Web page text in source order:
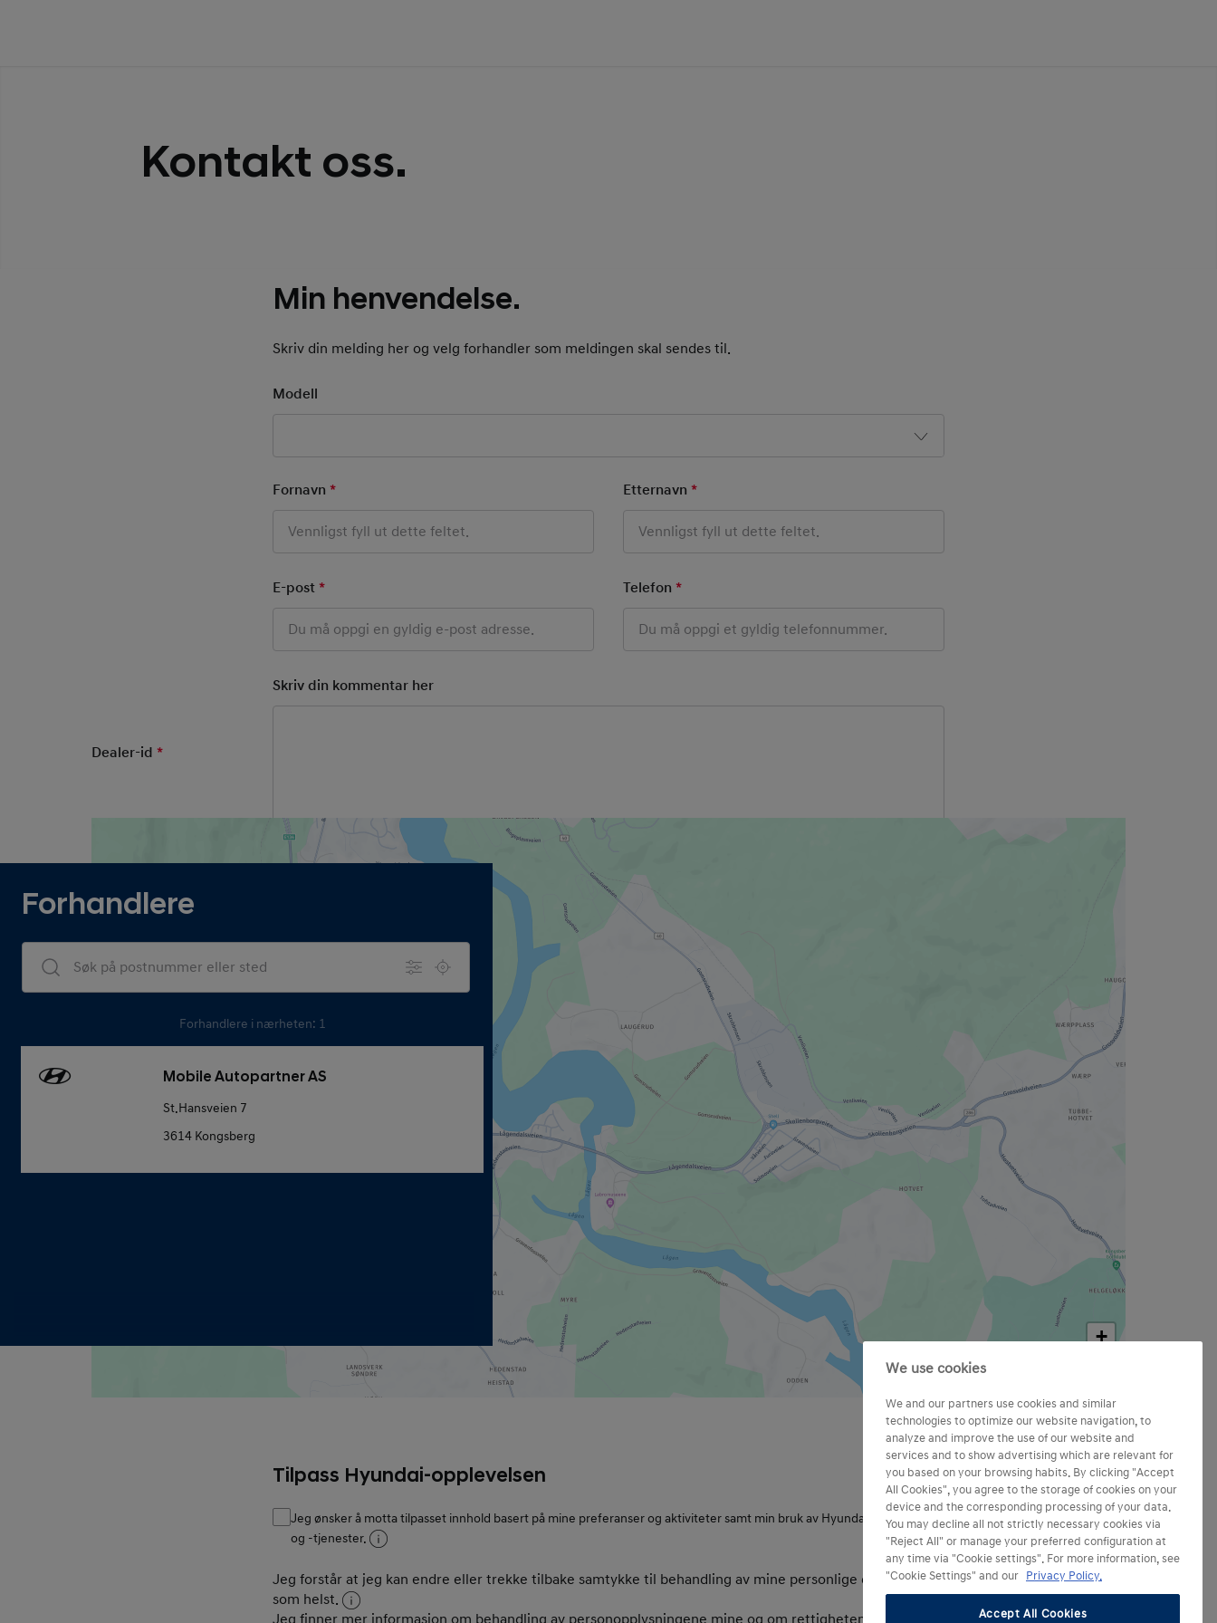
Kontakt oss.
Min henvendelse.
Skriv din melding her og velg forhandler som meldingen skal sendes til.
Basic User Info
Modell
Fornavn* Etternavn*
E-post* Telefon*
Skriv din kommentar her
Dealer-id*
+
Forhandlere
Dealers Search
Forhandlere i nærheten: 1
Mobile Autopartner AS
St.Hansveien 7
3614 Kongsberg
Consent
Tilpass Hyundai-opplevelsen
Jeg ønsker å motta tilpasset innhold basert på mine preferanser og aktiviteter samt min bruk av Hyundai-produkter
og -tjenester.
Jeg forstår at jeg kan endre eller trekke tilbake samtykke til behandling av mine personlige data når
som helst.
Jeg finner mer informasjon om behandling av personopplysningene mine og om rettighetene mine
We use cookies
We and our partners use cookies and similar
technologies to optimize our website navigation, to
analyze and improve the use of our website and
services and to show advertising which are relevant for
you based on your browsing habits. By clicking "Accept
All Cookies", you agree to the storage of cookies on your
device and the corresponding processing of your data.
You may decline all not strictly necessary cookies via
"Reject All" or manage your preferred configuration at
any time via "Cookie settings". For more information, see
"Cookie Settings" and our Privacy Policy.
Accept All Cookies